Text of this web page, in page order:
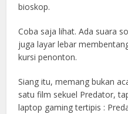
bioskop.
Coba saja lihat. Ada suara
juga layar lebar
kursi penonton.
Siang itu, memang bukan
satu film sekuel Predator,
laptop gaming tertipis :